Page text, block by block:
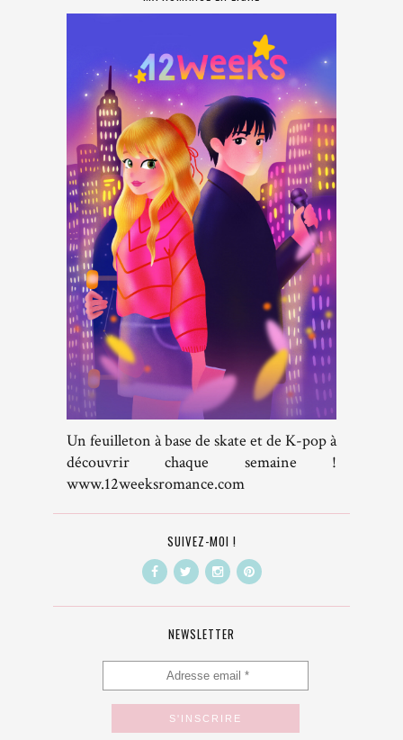
Un feuilleton à base de skate et de K-pop à
découvrir chaque semaine !
www.12weeksromance.com
SUIVEZ-MOI !
NEWSLETTER